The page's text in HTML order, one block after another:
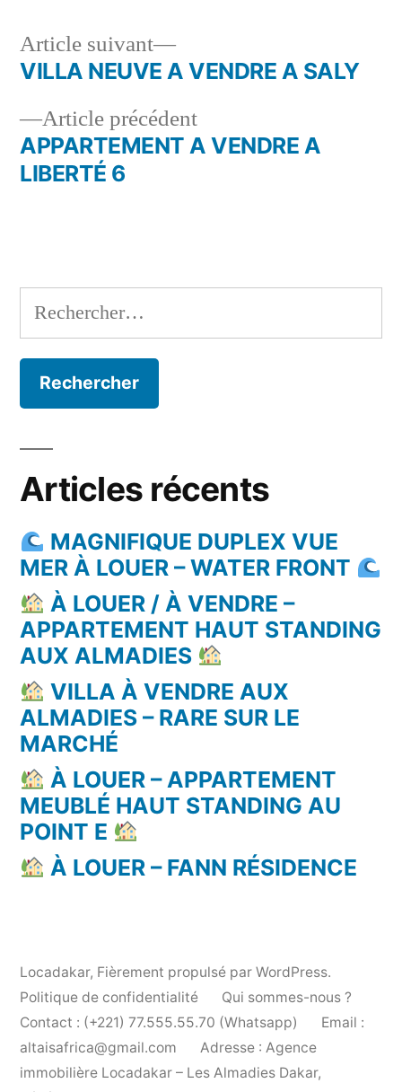
Navigation
de
l’article
Article précédentArticle
précédent :
APPARTEMENT A VENDRE A
LIBERTÉ 6
Article suivant
Article
suivant :
VILLA NEUVE A VENDRE A SALY
Rechercher :
Articles récents
MAGNIFIQUE DUPLEX VUE
MER À LOUER – WATER FRONT
À LOUER / À VENDRE –
APPARTEMENT HAUT STANDING
AUX ALMADIES
VILLA À VENDRE AUX
ALMADIES – RARE SUR LE
MARCHÉ
À LOUER – APPARTEMENT
MEUBLÉ HAUT STANDING AU
POINT E
À LOUER – FANN RÉSIDENCE
Locadakar, Fièrement propulsé par WordPress.
Politique de confidentialité
Qui sommes-nous ?
Contact : (+221) 77.555.55.70 (Whatsapp)
Email :
altaisafrica@gmail.com
Adresse : Agence
immobilière Locadakar – Les Almadies Dakar,